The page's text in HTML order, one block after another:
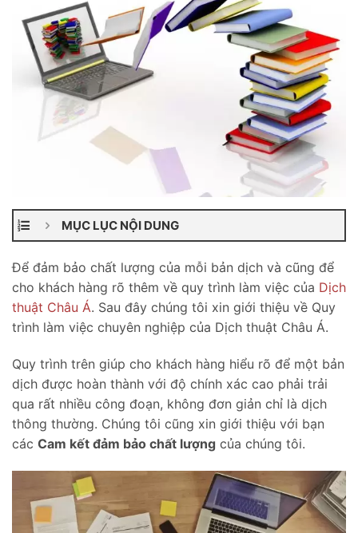
MỤC LỤC NỘI DUNG
Để đảm bảo chất lượng của mỗi bản dịch và cũng để
cho khách hàng rõ thêm về quy trình làm việc của Dịch
thuật Châu Á. Sau đây chúng tôi xin giới thiệu về Quy
trình làm việc chuyên nghiệp của Dịch thuật Châu Á.
Quy trình trên giúp cho khách hàng hiểu rõ để một bản
dịch được hoàn thành với độ chính xác cao phải trải
qua rất nhiều công đoạn, không đơn giản chỉ là dịch
thông thường. Chúng tôi cũng xin giới thiệu với bạn
các Cam kết đảm bảo chất lượng của chúng tôi.